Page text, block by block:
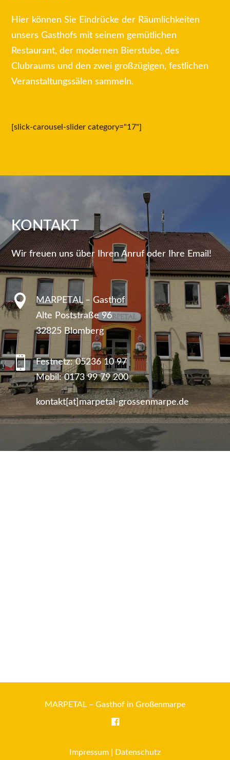
Hier können Sie Eindrücke der Räumlichkeiten
unsers Gasthofs mit seinem gemütlichen
Restaurant, der modernen Bierstube, des
Clubraums und den zwei großzügigen, festlichen
Veranstaltungssälen sammeln.
[slick-carousel-slider category="17"]
KONTAKT
Wir freuen uns über Ihren Anruf oder Ihre Email!

MARPETAL – Gasthof
Alte Poststraße 96
32825 Blomberg
 Festnetz:05236 10 97
Mobil:0173 99 79 200
kontakt[at]marpetal-grossenmarpe.de
MARPETAL – Gasthof in Großenmarpe
Impressum Datenschutz